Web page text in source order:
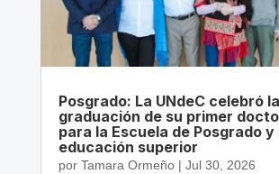
Posgrado: La UNdeC celebró la
graduación de su primer
para la Escuela de Posgrado y
educación superior
por Tamara Ormeño| Jul 30, 2026